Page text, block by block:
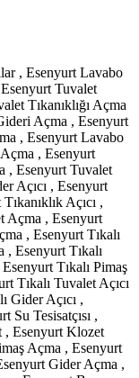
, Esenyurt Lavabo
Esenyurt Tuvalet
Tıkanıklığı Açma
Açma , Esenyurt
, Esenyurt Lavabo
, Esenyurt
, Esenyurt Tuvalet
Açıcı , Esenyurt
Açıcı ,
Açma , Esenyurt
, Esenyurt Tıkalı
Esenyurt Tıkalı
Tıkalı Pimaş
Tıkalı Tuvalet Açıcı
Gider Açıcı ,
Su Tesisatçısı ,
, Esenyurt Klozet
Açma , Esenyurt
Gider Açma ,